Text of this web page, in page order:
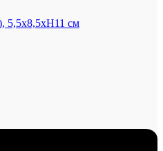
5,5х8,5хН11 см